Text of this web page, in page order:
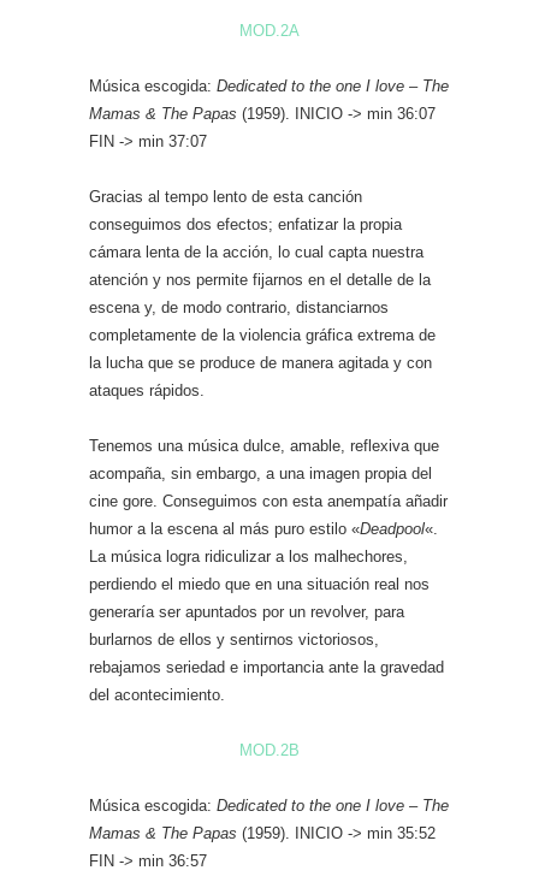
MOD.2A
Música escogida: Dedicated to the one I love – The
Mamas & The Papas (1959). INICIO -> min 36:07
FIN -> min 37:07
Gracias al tempo lento de esta canción
conseguimos dos efectos; enfatizar la propia
cámara lenta de la acción, lo cual capta nuestra
atención y nos permite fijarnos en el detalle de la
escena y, de modo contrario, distanciarnos
completamente de la violencia gráfica extrema de
la lucha que se produce de manera agitada y con
ataques rápidos.
Tenemos una música dulce, amable, reflexiva que
acompaña, sin embargo, a una imagen propia del
cine gore. Conseguimos con esta anempatía añadir
humor a la escena al más puro estilo «Deadpool«.
La música logra ridiculizar a los malhechores,
perdiendo el miedo que en una situación real nos
generaría ser apuntados por un revolver, para
burlarnos de ellos y sentirnos victoriosos,
rebajamos seriedad e importancia ante la gravedad
del acontecimiento.
MOD.2B
Música escogida: Dedicated to the one I love – The
Mamas & The Papas (1959). INICIO -> min 35:52
FIN -> min 36:57